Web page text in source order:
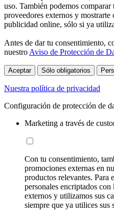
uso. También podemos comparar
proveedores externos y mostrarte
publicidad online, sólo si ya
Antes de dar tu consentimiento,
nuestro Aviso de Protección de
Aceptar Sólo obligatorios
Nuestra política de privacidad
Configuración de protección de
Marketing a través de
Con tu consentimiento,
promociones externas en
productos relevantes. Para
personales encriptados
externos y utilizamos sus
siempre que ya utilices sus